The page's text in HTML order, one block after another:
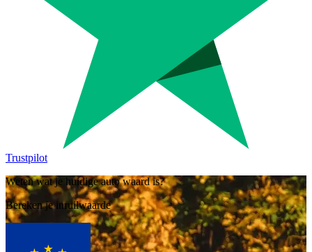
Trustpilot
Weten wat je huidige auto waard is?
Bereken je inruilwaarde